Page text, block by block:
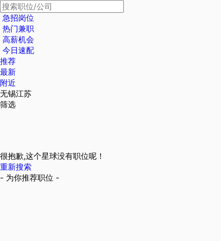
急招岗位
热门兼职
高薪机会
今日速配
推荐
最新
附近
无锡江苏
筛选
很抱歉,这个星球没有职位呢！
重新搜索
- 为你推荐职位 -